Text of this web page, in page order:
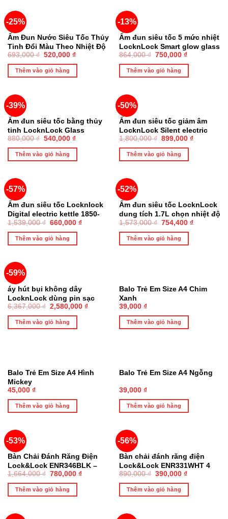
-25%
Ấm Đun Nước Siêu Tốc Thủy
Tinh Đổi Màu Theo Nhiệt Độ
LocknLock EJK341 – Hiện
Đại, An Toàn
693,000₫ 520,000 ₫
Thêm vào giỏ hàng
-13%
Ấm đun siêu tốc 5 mức nhiệt
LocknLock Smart glow glass
electric kettle 1.7L
EJK276GRY
864,000₫ 750,000 ₫
Thêm vào giỏ hàng
-39%
Ấm đun siêu tốc bằng thủy
tinh LocknLock Glass
Electric Kettle 1.8L có đèn
led và lưới lọc EJK256BLK –
Chính hãng
880,000₫ 540,000 ₫
Thêm vào giỏ hàng
-50%
Ấm đun siêu tốc giảm âm
LocknLock Silent electric
kettle 1.2L- Màu trắng
EJK216WHT
1,800,000₫ 899,000 ₫
Thêm vào giỏ hàng
-57%
Ấm đun siêu tốc Locknlock
Digital electric kettle 1850-
2200W,1.7L – EJK226
1,539,000₫ 660,000 ₫
Thêm vào giỏ hàng
-52%
Ấm đun siêu tốc LocknLock
dung tích 1.7L chọn nhiệt độ
sôi, giữ nhiệt sau khi đun
EJK136SLV – Chính Hãng
1,573,000₫ 754,400 ₫
Thêm vào giỏ hàng
-59%
áy hút bụi không dây
LocknLock dùng pin sạc
150W, máy hút bụi cầm tay,
gọn nhẹ ENV151 – Chính
Hãng
6,367,000₫ 2,580,000 ₫
Thêm vào giỏ hàng
Balo Trẻ Em Size A4 Chim
Xanh
39,000 ₫
Thêm vào giỏ hàng
Balo Trẻ Em Size A4 Hình
Mickey
45,000 ₫
Thêm vào giỏ hàng
Balo Trẻ Em Size A4 Ngỗng
39,000 ₫
Thêm vào giỏ hàng
-53%
Bàn Chải Đánh Răng Điện
Lock&Lock ENR346BLK –
Sạc Không Dây Đen
1,664,000₫ 780,000 ₫
Thêm vào giỏ hàng
-56%
Bàn chải đánh răng điện
Lock&Lock ENR331WHT 4
chế độ làm sạch, dung
lượng 1500mAh
890,000₫ 390,000 ₫
Thêm vào giỏ hàng